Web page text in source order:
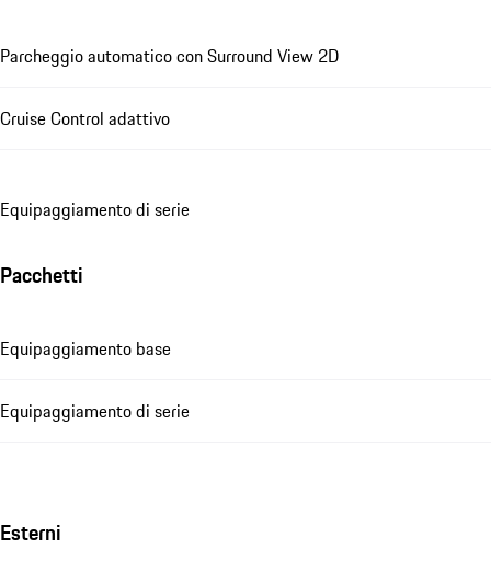
Parcheggio automatico con Surround View 2D
Cruise Control adattivo
Equipaggiamento di serie
Pacchetti
Equipaggiamento base
Equipaggiamento di serie
Esterni